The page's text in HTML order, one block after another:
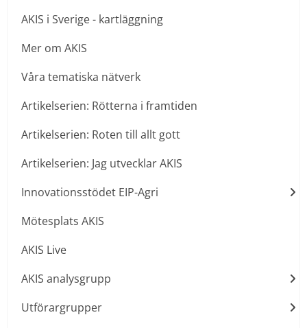
AKIS i Sverige - kartläggning
Mer om AKIS
Våra tematiska nätverk
Artikelserien: Rötterna i framtiden
Artikelserien: Roten till allt gott
Artikelserien: Jag utvecklar AKIS
Innovationsstödet EIP-Agri
Mötesplats AKIS
AKIS Live
AKIS analysgrupp
Utförargrupper